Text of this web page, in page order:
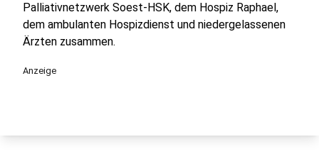
Palliativnetzwerk Soest-HSK, dem Hospiz Raphael,
dem ambulanten Hospizdienst und niedergelassenen
Ärzten zusammen.
Anzeige